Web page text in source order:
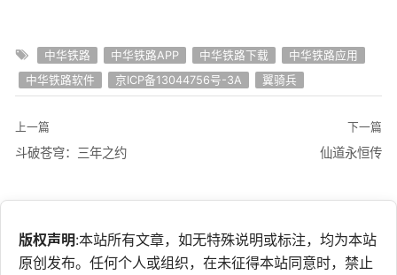
中华铁路 中华铁路APP 中华铁路下载
中华铁路应用
中华铁路软件
京ICP备13044756号-3A 翼骑兵
上一篇
斗破苍穹：三年之约
下一篇
仙道永恒传
版权声明:本站所有文章，如无特殊说明或标注，均为本站
原创发布。任何个人或组织，在未征得本站同意时，禁止